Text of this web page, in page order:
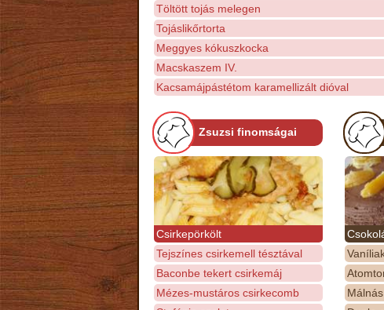
Töltött tojás melegen
Tojáslikőrtorta
Meggyes kókuszkocka
Macskaszem IV.
Kacsamájpástétom karamellizált dióval
Zsuzsi finomságai
Csirkepörkölt
Tejszínes csirkemell tésztával
Baconbe tekert csirkemáj
Mézes-mustáros csirkecomb